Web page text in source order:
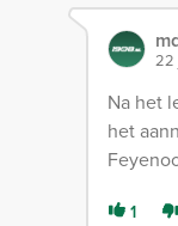
22
Na het
het
1